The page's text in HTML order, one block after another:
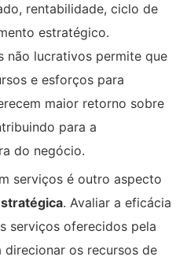
rentabilidade, ciclo de
estratégico.
não lucrativos permite que
e esforços para
maior retorno sobre
para a
do negócio.
serviços é outro aspecto
. Avaliar a eficácia
serviços oferecidos pela
direcionar os recursos de